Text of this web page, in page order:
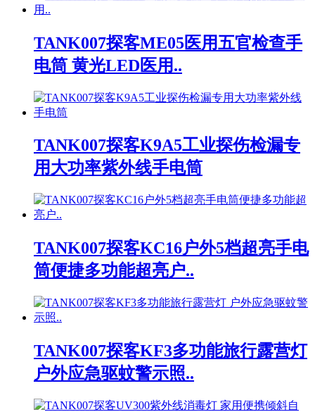
TANK007探客ME05医用五官检查手
电筒 黄光LED医用..
TANK007探客K9A5工业探伤检漏专
用大功率紫外线手电筒
TANK007探客KC16户外5档超亮手电
筒便捷多功能超亮户..
TANK007探客KF3多功能旅行露营灯
户外应急驱蚊警示照..